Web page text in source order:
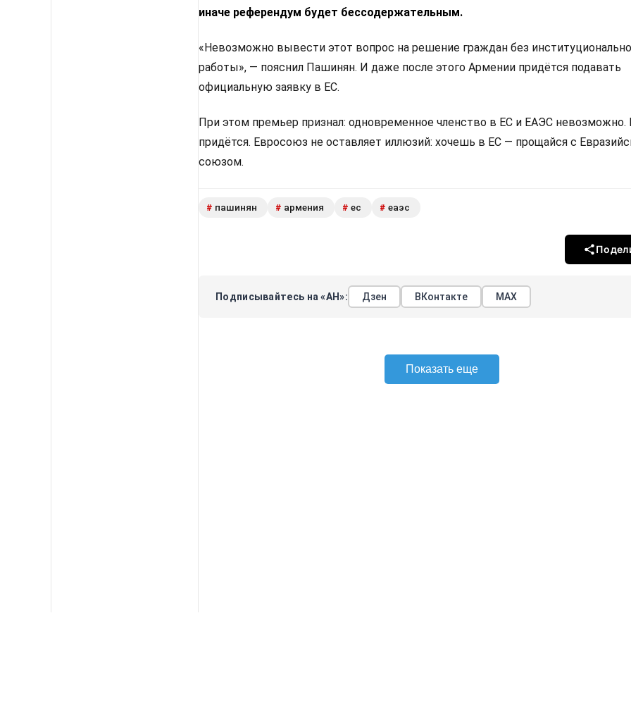
иначе референдум будет бессодержательным.
«Невозможно вывести этот вопрос на решение граждан без
работы», — пояснил Пашинян. И даже после этого Армении придётся подавать
официальную заявку в ЕС.
При этом премьер признал: одновременное членство в ЕС и ЕАЭС невозможно.
придётся. Евросоюз не оставляет иллюзий: хочешь в ЕС — прощайся с
союзом.
# пашинян # армения # ес # еаэс
Подписывайтесь на «АН»: Дзен ВКонтакте МАХ
Показать еще